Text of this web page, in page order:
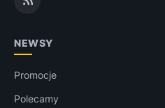
NEWSY
Promocje
Polecamy